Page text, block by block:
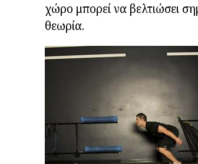
χώρο μπορεί να βελτιώσει
θεωρία.